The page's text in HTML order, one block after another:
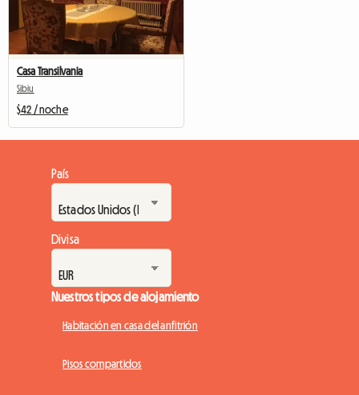
Casa Transilvania
Sibiu
$42 / noche
País
Divisa
Nuestros tipos de alojamiento
Habitación en casa del anfitrión
Pisos compartidos